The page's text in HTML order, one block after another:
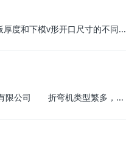
和下模v形开口尺寸的不同...
有限公司 折弯机类型繁多，...